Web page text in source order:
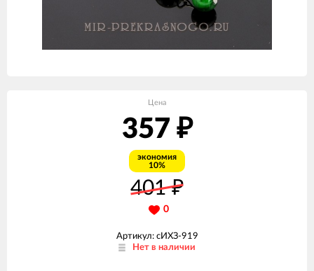
Цена
357 ₽
экономия
10%
401₽
0
Артикул: сИХЗ-919
Нет в наличии